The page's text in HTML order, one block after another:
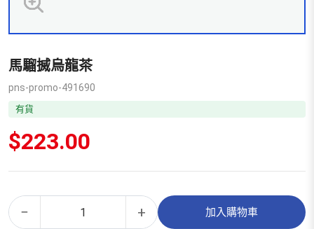
馬騮搣烏龍茶
pns-promo-491690
有貨
$223.00
−
馬
騮
+ 加入購物車
Alternative: